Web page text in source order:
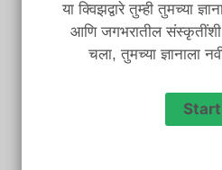
या क्विझद्वारे तुम्ही तुमच्या
आणि जगभरातील
चला, तुमच्या ज्ञानाला